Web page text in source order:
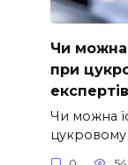
Чи можна
при
експертів
Чи можна
цукровому